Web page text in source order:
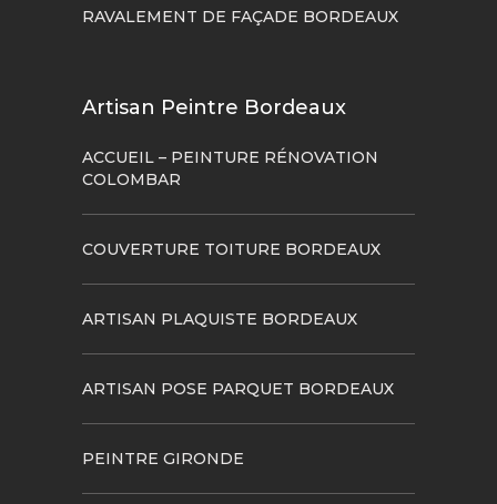
RAVALEMENT DE FAÇADE BORDEAUX
Artisan Peintre Bordeaux
ACCUEIL – PEINTURE RÉNOVATION
COLOMBAR
COUVERTURE TOITURE BORDEAUX
ARTISAN PLAQUISTE BORDEAUX
ARTISAN POSE PARQUET BORDEAUX
PEINTRE GIRONDE